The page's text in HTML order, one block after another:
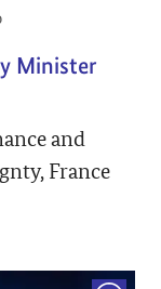
Minister
and
France